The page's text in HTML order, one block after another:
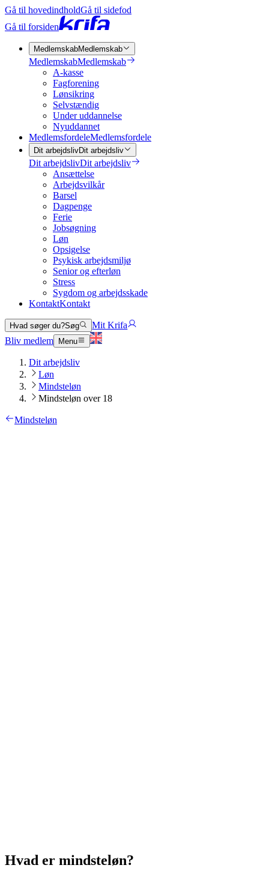
Gå til hovedindholdGå til sidefod
Gå til forsiden
MedlemskabMedlemskab
MedlemskabMedlemskab
A-kasse
Fagforening
Lønsikring
Selvstændig
Under uddannelse
Nyuddannet
MedlemsfordeleMedlemsfordele
Dit arbejdslivDit arbejdsliv
Dit arbejdslivDit arbejdsliv
Ansættelse
Arbejdsvilkår
Barsel
Dagpenge
Ferie
Jobsøgning
Løn
Opsigelse
Psykisk arbejdsmiljø
Senior og efterløn
Stress
Sygdom og arbejdsskade
KontaktKontakt
Hvad søger du?Søg
Mit Krifa
Bliv medlem
Menu
Dit arbejdsliv
Løn
Mindsteløn
Mindsteløn over 18
Mindsteløn
Hvad er mindsteløn?